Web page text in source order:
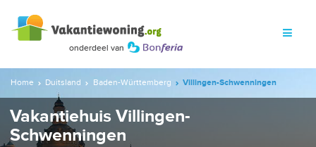
Home Duitsland Baden-Württemberg Villingen-Schwenningen
Vakantiehuis Villingen-
Schwenningen